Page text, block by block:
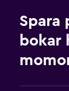
Spara
bokar